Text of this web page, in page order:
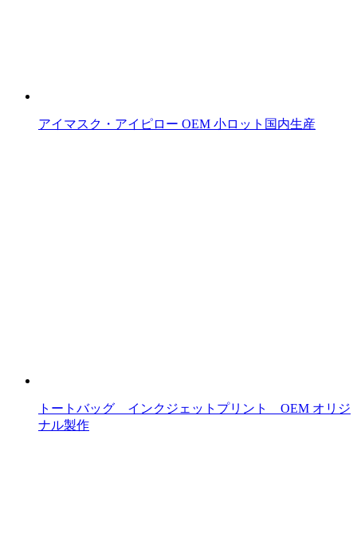
アイマスク・アイピロー OEM 小ロット国内生産
トートバッグ インクジェットプリント OEM オリジ
ナル製作